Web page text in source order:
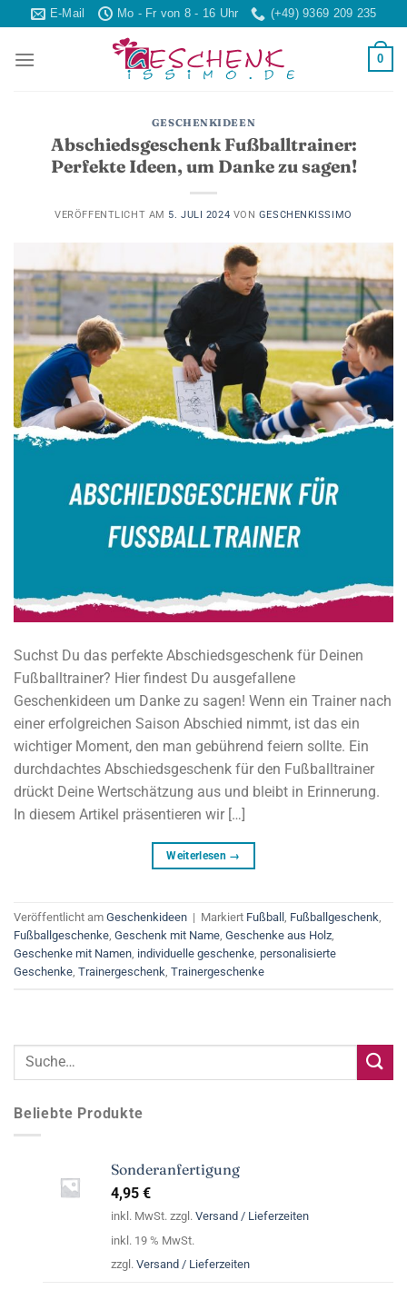
to
content
E-Mail Mo - Fr von 8 - 16 Uhr (+49) 9369 209 235
0
GESCHENKIDEEN
Abschiedsgeschenk Fußballtrainer:
Perfekte Ideen, um Danke zu sagen!
VERÖFFENTLICHT AM 5. JULI 2024 VON GESCHENKISSIMO
Suchst Du das perfekte Abschiedsgeschenk für Deinen
Fußballtrainer? Hier findest Du ausgefallene
Geschenkideen um Danke zu sagen! Wenn ein Trainer nach
einer erfolgreichen Saison Abschied nimmt, ist das ein
wichtiger Moment, den man gebührend feiern sollte. Ein
durchdachtes Abschiedsgeschenk für den Fußballtrainer
drückt Deine Wertschätzung aus und bleibt in Erinnerung.
In diesem Artikel präsentieren wir […]
Weiterlesen →
Veröffentlicht am Geschenkideen | Markiert Fußball Fußballgeschenk
Fußballgeschenke Geschenk mit Name Geschenke aus Holz
Geschenke mit Namen individuelle geschenke personalisierte
Geschenke Trainergeschenk Trainergeschenke
Beliebte Produkte
Sonderanfertigung
4,95 €
inkl. MwSt. zzgl. Versand / Lieferzeiten
inkl. 19 % MwSt.
zzgl. Versand / Lieferzeiten